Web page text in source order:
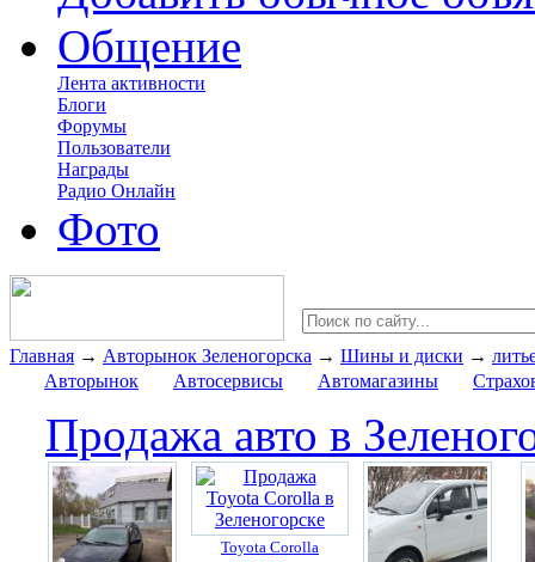
Общение
Лента активности
Блоги
Форумы
Пользователи
Награды
Радио Онлайн
Фото
Главная → Авторынок Зеленогорска → Шины и диски →
Авторынок
Автосервисы Автомагазины
Продажа авто в
Toyota Corolla